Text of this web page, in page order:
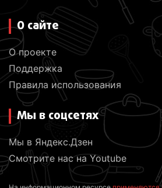
О сайте
О проекте
Поддержка
Правила использования
Мы в соцсетях
Мы в Яндекс.Дзен
Смотрите нас на Youtube